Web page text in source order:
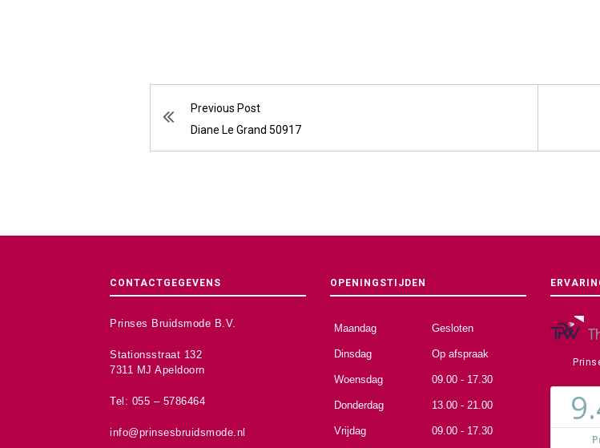
Previous Post
Diane Le Grand 50917
CONTACTGEGEVENS
Prinses Bruidsmode B.V.
Stationsstraat 132
7311 MJ Apeldoorn
Tel: 055 – 5786464
info@prinsesbruidsmode.nl
OPENINGSTIJDEN
Maandag Gesloten
Dinsdag Op afspraak
Woensdag 09.00 - 17.30
Donderdag 13.00 - 21.00
Vrijdag 09.00 - 17.30